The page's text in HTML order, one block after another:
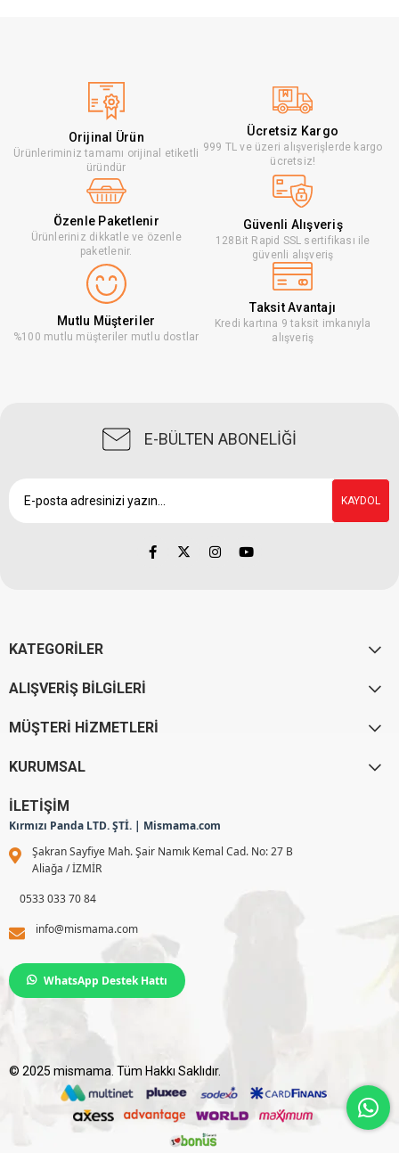
Orijinal Ürün
Ürünleriminiz tamamı orijinal etiketli
üründür
Ücretsiz Kargo
999 TL ve üzeri alışverişlerde kargo
ücretsiz!
Özenle Paketlenir
Ürünleriniz dikkatle ve özenle
paketlenir.
Güvenli Alışveriş
128Bit Rapid SSL sertifikası ile
güvenli alışveriş
Mutlu Müşteriler
%100 mutlu müşteriler mutlu dostlar
Taksit Avantajı
Kredi kartına 9 taksit imkanıyla
alışveriş
E-BÜLTEN ABONELİĞİ
KAYDOL
KATEGORİLER
ALIŞVERİŞ BİLGİLERİ
MÜŞTERİ HİZMETLERİ
KURUMSAL
İLETİŞİM
Kırmızı Panda LTD. ŞTİ. | Mismama.com
Şakran Sayfiye Mah. Şair Namık Kemal Cad. No: 27 B
Aliağa / İZMİR
0533 033 70 84
info@mismama.com
WhatsApp Destek Hattı
© 2025 mismama. Tüm Hakkı Saklıdır.